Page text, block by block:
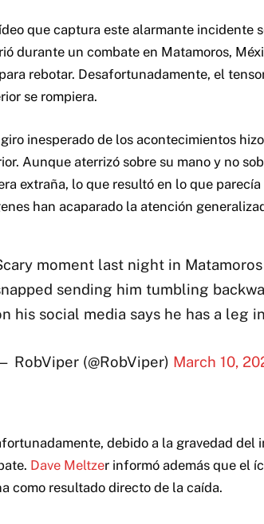
que captura este alarmante incidente
durante un combate en Matamoros,
rebotar. Desafortunadamente, el
se rompiera.
inesperado de los acontecimientos
Aunque aterrizó sobre su mano y no
extraña, lo que resultó en lo que
han acaparado la atención
moment last night in
sending him tumbling
his social media says he has a leg
RobViper (@RobViper) March 10,
debido a la gravedad
Dave Meltzer informó además que el
como resultado directo de la caída.